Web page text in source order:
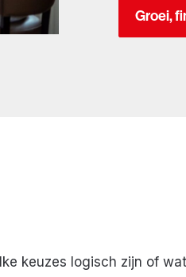
Groei,
keuzes logisch zijn of